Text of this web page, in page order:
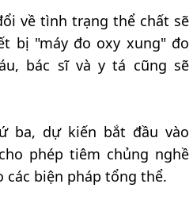
về tình trạng thể chất sẽ
bị "máy đo oxy xung" đo
bác sĩ và y tá cũng sẽ
ba, dự kiến bắt đầu vào
phép tiêm chủng nghề
các biện pháp tổng thể.